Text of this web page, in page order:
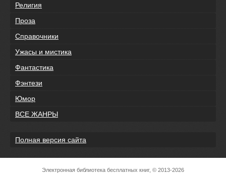
Религия
Проза
Справочники
Ужасы и мистика
Фантастика
Фэнтези
Юмор
ВСЕ ЖАНРЫ
Полная версия сайта
Электронная библиотека бесплатных книг, © 2013-2026